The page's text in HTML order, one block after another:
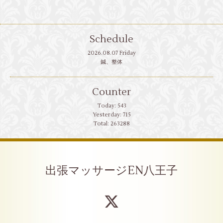
Schedule
2026.08.07 Friday
鍼、整体
Counter
Today: 543
Yesterday: 715
Total: 263288
出張マッサージEN八王子